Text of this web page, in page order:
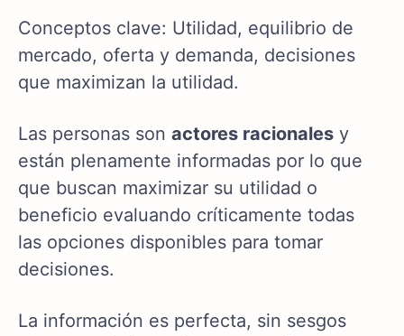
Conceptos clave: Utilidad, equilibrio de
mercado, oferta y demanda, decisiones
que maximizan la utilidad.
Las personas son actores racionales y
están plenamente informadas por lo que
que buscan maximizar su utilidad o
beneficio evaluando críticamente todas
las opciones disponibles para tomar
decisiones.
La información es perfecta, sin sesgos